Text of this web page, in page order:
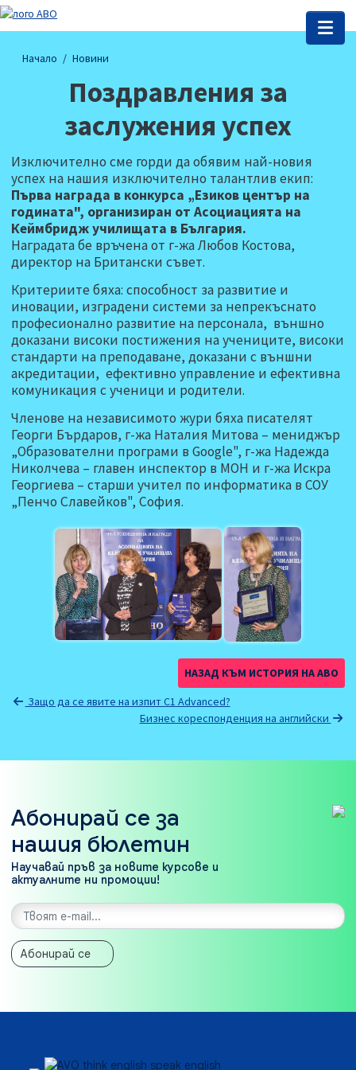
Начало Новини
Поздравления за
заслужения успех
Изключително сме горди да обявим най-новия
успех на нашия изключително талантлив екип:
Първа награда в конкурса „Езиков център на
годината", организиран от Асоциацията на
Кеймбридж училищата в България.
Наградата бе връчена от г-жа Любов Костова,
директор на Британски съвет.
Критериите бяха: способност за развитие и
иновации, изградени системи за непрекъснато
професионално развитие на персонала, външно
доказани високи постижения на учениците, високи
стандарти на преподаване, доказани с външни
акредитации, ефективно управление и ефективна
комуникация с ученици и родители.
Членове на независимото жури бяха писателят
Георги Бърдаров, г-жа Наталия Митова – мениджър
„Образователни програми в Google", г-жа Надежда
Николчева – главен инспектор в МОН и г-жа Искра
Георгиева – старши учител по информатика в СОУ
„Пенчо Славейков", София.
НАЗАД КЪМ ИСТОРИЯ НА АВО
Защо да се явите на изпит C1 Advanced?
Бизнес кореспонденция на английски
Абонирай се за
нашия бюлетин
Научавай пръв за новите курсове и
актуалните ни промоции!
Абонирай се